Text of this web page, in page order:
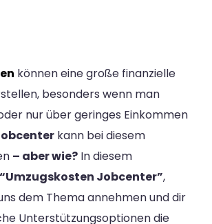
können eine große finanzielle
besonders wenn man
nur über geringes Einkommen
kann bei diesem
– aber wie? In diesem
Jobcenter”,
dem Thema annehmen und dir
Unterstützungsoptionen die